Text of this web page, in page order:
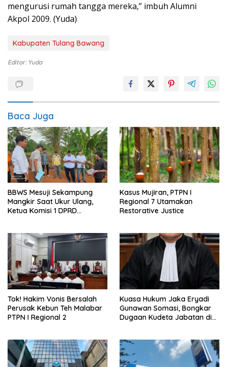
mengurusi rumah tangga mereka,” imbuh Alumni
Akpol 2009. (Yuda)
Kabupaten Tulang Bawang
Editor: Yuda
Baca Juga
BBWS Mesuji Sekampung
Mangkir Saat Ukur Ulang,
Ketua Komisi 1 DPRD
Kasus Mujiran, PTPN I
Regional 7 Utamakan
Restorative Justice
Tok! Hakim Vonis Bersalah
Perusak Kebun Teh Malabar
PTPN I Regional 2
Kuasa Hukum Jaka Eryadi
Gunawan Somasi, Bongkar
Dugaan Kudeta Jabatan di